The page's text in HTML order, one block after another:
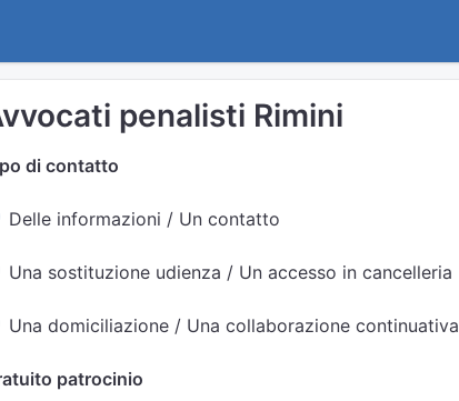
penalisti Rimini
di contatto
Delle informazioni / Un contatto
Una sostituzione udienza / Un accesso in cancelleria
Una domiciliazione / Una collaborazione continuativa
patrocinio